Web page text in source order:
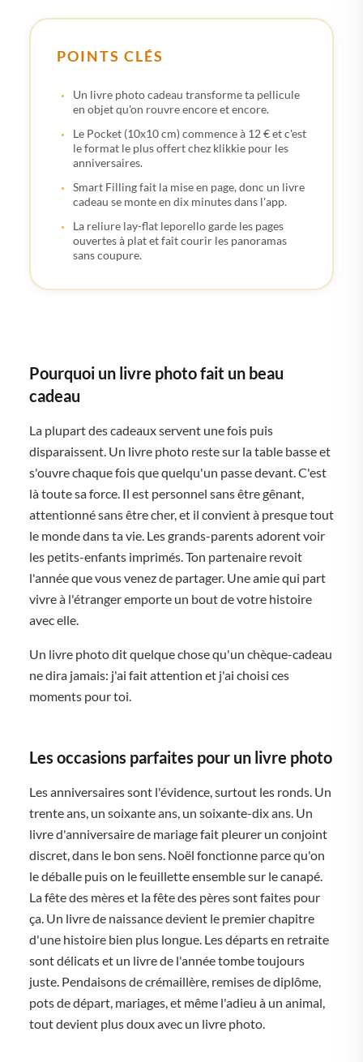
POINTS CLÉS
Un livre photo cadeau transforme ta pellicule
en objet qu'on rouvre encore et encore.
Le Pocket (10x10 cm) commence à 12 € et c'est
le format le plus offert chez klikkie pour les
anniversaires.
Smart Filling fait la mise en page, donc un livre
cadeau se monte en dix minutes dans l'app.
La reliure lay-flat leporello garde les pages
ouvertes à plat et fait courir les panoramas
sans coupure.
Pourquoi un livre photo fait un beau
cadeau
La plupart des cadeaux servent une fois puis
disparaissent. Un livre photo reste sur la table basse et
s'ouvre chaque fois que quelqu'un passe devant. C'est
là toute sa force. Il est personnel sans être gênant,
attentionné sans être cher, et il convient à presque tout
le monde dans ta vie. Les grands-parents adorent voir
les petits-enfants imprimés. Ton partenaire revoit
l'année que vous venez de partager. Une amie qui part
vivre à l'étranger emporte un bout de votre histoire
avec elle.
Un livre photo dit quelque chose qu'un chèque-cadeau
ne dira jamais: j'ai fait attention et j'ai choisi ces
moments pour toi.
Les occasions parfaites pour un livre photo
Les anniversaires sont l'évidence, surtout les ronds. Un
trente ans, un soixante ans, un soixante-dix ans. Un
livre d'anniversaire de mariage fait pleurer un conjoint
discret, dans le bon sens. Noël fonctionne parce qu'on
le déballe puis on le feuillette ensemble sur le canapé.
La fête des mères et la fête des pères sont faites pour
ça. Un livre de naissance devient le premier chapitre
d'une histoire bien plus longue. Les départs en retraite
sont délicats et un livre de l'année tombe toujours
juste. Pendaisons de crémaillère, remises de diplôme,
pots de départ, mariages, et même l'adieu à un animal,
tout devient plus doux avec un livre photo.